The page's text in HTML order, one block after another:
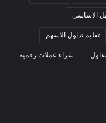
الاساسي
تعليم تداول الاسهم
شراء عملات رقمية